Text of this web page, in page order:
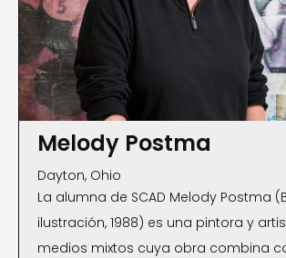
Melody Postma
Dayton, Ohio
La alumna de SCAD Melody Postma
ilustración, 1988) es una pintora y
medios mixtos cuya obra combina